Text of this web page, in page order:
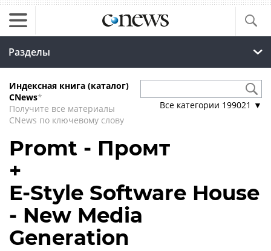
Разделы
Индексная книга (каталог)
CNews*
Получите все материалы
CNews по ключевому слову
Все категории 199021 ▼
Promt - Промт
+
E-Style Software House
- New Media
Generation